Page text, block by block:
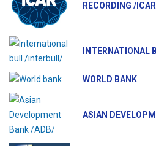
RECORDING /
INTERNATIONAL
WORLD BANK
ASIAN